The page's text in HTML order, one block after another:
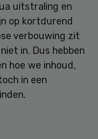
uitstraling en
op kortdurend
verbouwing zit
in. Dus hebben
hoe we inhoud,
in een